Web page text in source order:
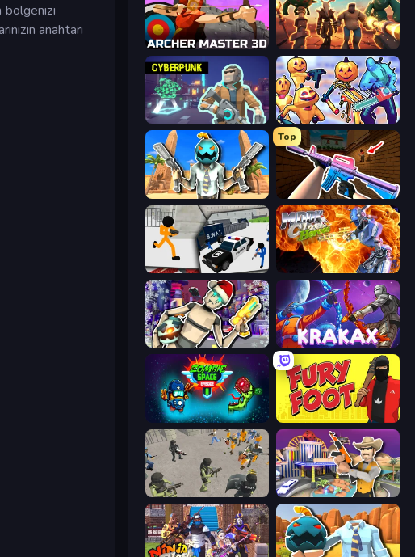
bölgenizi
anahtarı
Archer Master 3D: Castle Defense Horde Crusher
Cyberpunk: Resistance Halloween Chainsaw Massacre
Serious Head
Top
KS Z
Stickman Prison: Counter Assault Moon Clash Heroes
Cyberpunk: Corporation Krakax
Zombie Space Episode 2 Fury Foot
Battle Simulator: Prison & Police Casino Robbery